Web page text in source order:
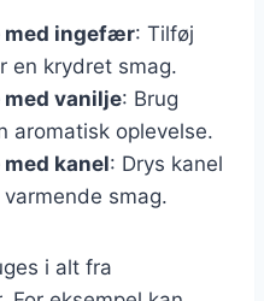
med ingefær: Tilføj
en krydret smag.
med vanilje: Brug
aromatisk oplevelse.
kanel: Drys kanel
smag.
i alt fra